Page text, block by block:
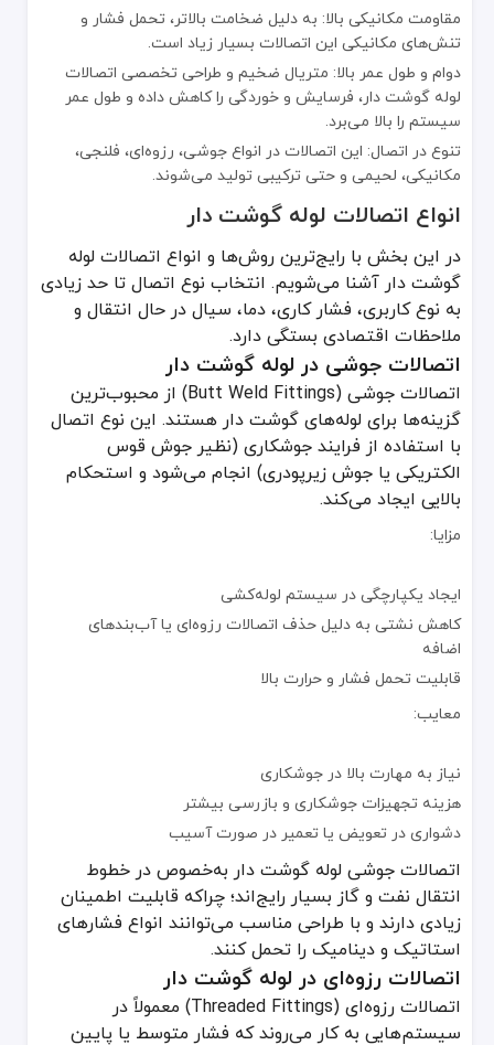
نیاز به مهارت بالا در جوشکاری
هزینه تجهیزات جوشکاری و بازرسی بیشتر
دشواری در تعویض یا تعمیر در صورت آسیب
اتصالات جوشی لوله گوشت دار به‌خصوص در خطوط انتقال نفت و گاز
اتصالات رزوه‌ای در لوله گوشت دار
اتصالات رزوه‌ای (Threaded Fittings) معمولاً در سیستم‌هایی به کار می‌روند که فشار متوسط یا پایین دارند و دسترسی سریع برای تعمیرات مدنظر است. در لوله‌های گوشت دار نیز گاهی از رزوه‌های خاص با دندانه‌های عمیق‌تر برای انتقال سیالات استفاده می‌شود.
مزایا:
نصب و جداسازی آسان و سریع
عدم نیاز به تجهیزات پیچیده جوشکاری
هزینه نسبتاً کمتر در مقایسه با اتصالات جوشی
معایب:
محدودیت در فشار و دمای کاری بالا
ریسک نشتی در صورت عدم آب‌بندی مناسب
ضعیف‌تر بودن رزوه‌ها به مرور زمان و نیاز به تعویض
با این حال، در برخی موارد صنعتی، رزوه‌ای کردن لوله گوشت دار
اتصالات فلنجی (Flanged Fittings) در سیستم‌هایی استفاده می‌شوند که نیازمند بازدید، تمیزکاری یا تعویض قطعات به طور مکرر هستند. وجود فلنج‌ها این امکان را فراهم می‌کند که بتوان دو بخش از لوله یا تجهیزات مختلف را با استفاده از پیچ و مهره و گسکت (آب‌بند) به هم متصل کرد.
مزایا:
تسهیل در باز و بسته کردن قطعات
مناسب برای فشار و دمای بالا
معایب:
هزینه ساخت و نصب بالاتر نسبت به رزوه‌ای
نیازمند فضایی بیشتر برای نصب پیچ و مهره‌ها
امکان نشتی در صورت ایراد در گسکت یا سفت‌کاری نامناسب
اتصالات فلنجی در لوله‌های گوشت دار، هم برای قطرهای بزرگ و هم
اتصالات مکانیکی لوله گوشت دار
اتصالات مکانیکی (Mechanical Joints) شامل کوپلینگ‌ها و بست‌های خاصی هستند که بدون نیاز به رزوه یا جوش، دو سر لوله‌ها را به یکدیگر متصل می‌کنند. در لوله‌های گوشت دار، این روش اغلب زمانی کاربرد دارد که:
نیاز به انعطاف‌پذیری یا قابلیت جابه‌جایی وجود داشته باشد.
مقاومت مکانیکی بالا: به دلیل ضخامت بالاتر، تحمل فشار و
تنش‌های مکانیکی این اتصالات بسیار زیاد است.
دوام و طول عمر بالا: متریال ضخیم و طراحی تخصصی اتصالات
لوله گوشت دار، فرسایش و خوردگی را کاهش داده و طول عمر
سیستم را بالا می‌برد.
تنوع در اتصال: این اتصالات در انواع جوشی، رزوه‌ای، فلنجی،
مکانیکی، لحیمی و حتی ترکیبی تولید می‌شوند.
انواع اتصالات لوله گوشت دار
در این بخش با رایج‌ترین روش‌ها و انواع اتصالات لوله
گوشت دار آشنا می‌شویم. انتخاب نوع اتصال تا حد زیادی
به نوع کاربری، فشار کاری، دما، سیال در حال انتقال و
ملاحظات اقتصادی بستگی دارد.
اتصالات جوشی در لوله گوشت دار
اتصالات جوشی (Butt Weld Fittings) از محبوب‌ترین
گزینه‌ها برای لوله‌های گوشت دار هستند. این نوع اتصال
با استفاده از فرایند جوشکاری (نظیر جوش قوس
الکتریکی یا جوش زیرپودری) انجام می‌شود و استحکام
بالایی ایجاد می‌کند.
مزایا:
ایجاد یکپارچگی در سیستم لوله‌کشی
کاهش نشتی به دلیل حذف اتصالات رزوه‌ای یا آب‌بندهای
اضافه
قابلیت تحمل فشار و حرارت بالا
معایب:
نیاز به مهارت بالا در جوشکاری
هزینه تجهیزات جوشکاری و بازرسی بیشتر
دشواری در تعویض یا تعمیر در صورت آسیب
اتصالات جوشی لوله گوشت دار به‌خصوص در خطوط
انتقال نفت و گاز بسیار رایج‌اند؛ چراکه قابلیت اطمینان
زیادی دارند و با طراحی مناسب می‌توانند انواع فشارهای
استاتیک و دینامیک را تحمل کنند.
اتصالات رزوه‌ای در لوله گوشت دار
اتصالات رزوه‌ای (Threaded Fittings) معمولاً در
سیستم‌هایی به کار می‌روند که فشار متوسط یا پایین